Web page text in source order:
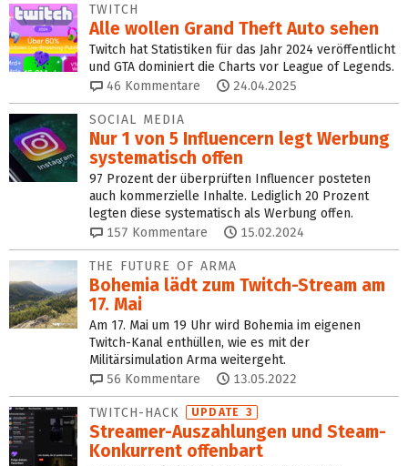
TWITCH
Alle wollen Grand Theft Auto sehen
Twitch hat Statistiken für das Jahr 2024 veröffentlicht
und GTA dominiert die Charts vor League of Legends.
46 Kommentare 24.04.2025
SOCIAL MEDIA
Nur 1 von 5 Influencern legt Werbung
systematisch offen
97 Prozent der überprüften Influencer posteten
auch kommerzielle Inhalte. Lediglich 20 Prozent
legten diese systematisch als Werbung offen.
157 Kommentare 15.02.2024
THE FUTURE OF ARMA
Bohemia lädt zum Twitch-Stream am
17. Mai
Am 17. Mai um 19 Uhr wird Bohemia im eigenen
Twitch-Kanal enthüllen, wie es mit der
Militärsimulation Arma weitergeht.
56 Kommentare 13.05.2022
TWITCH-HACK UPDATE 3
Streamer-Auszahlungen und Steam-
Konkurrent offenbart